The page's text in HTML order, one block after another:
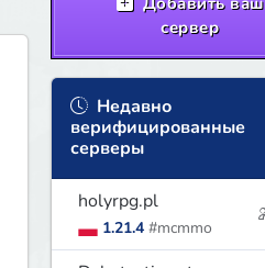
сервер
Недавно
верифицированные
серверы
holyrpg.pl
1.21.4 #mcmmo